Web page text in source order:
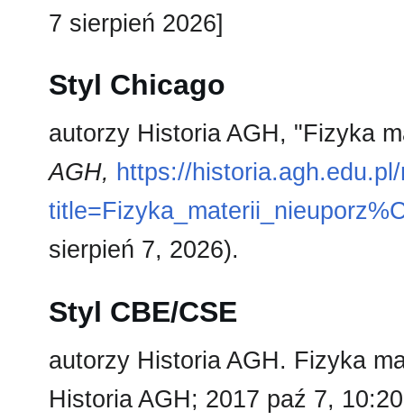
7 sierpień 2026]
Styl Chicago
autorzy Historia AGH, "Fizyka
AGH, https://
sierpień 7, 2026).
Styl CBE/CSE
autorzy Historia AGH. Fizyka
Historia AGH; 2017 paź 7,